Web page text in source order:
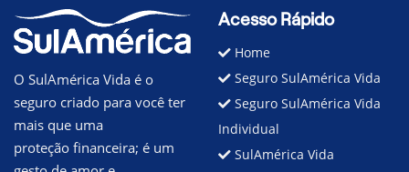
O SulAmérica Vida é o
seguro criado para você ter
mais que uma
proteção financeira; é um
Acesso Rápido
Home
Seguro SulAmérica Vida
Seguro SulAmérica Vida
Individual
SulAmérica Vida